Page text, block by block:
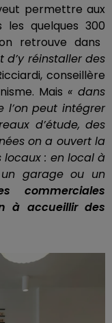
permettre aux
les quelques 300
retrouve dans
d’y réinstaller des
conseillère
Mais « dans
l’on peut intégrer
d’étude, des
on a ouvert la
: en local à
garage ou un
commerciales
à accueillir des